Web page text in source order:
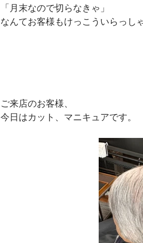
「月末なので切らなきゃ」
なんてお客様もけっこういらっし
ご来店のお客様、
今日はカット、マニキュアです。